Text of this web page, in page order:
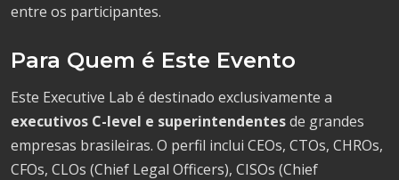
entre os participantes.
Para Quem é Este Evento
Este Executive Lab é destinado exclusivamente a
executivos C-level e superintendentesde grandes
empresas brasileiras. O perfil inclui CEOs, CTOs, CHROs,
CFOs, CLOs (Chief Legal Officers), CISOs (Chief